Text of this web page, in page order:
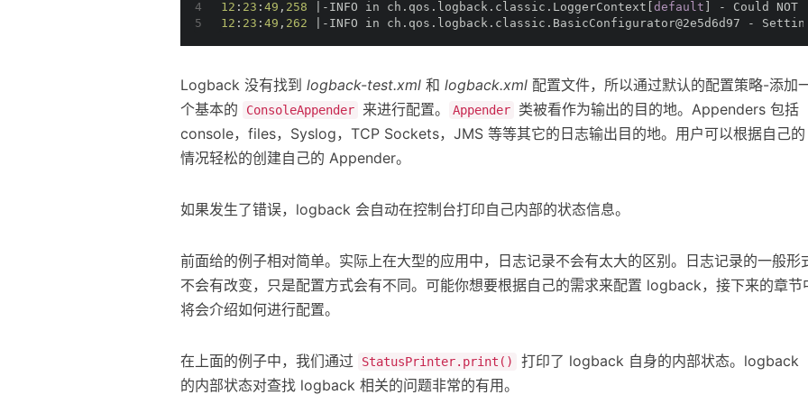
4
5
12 : 23 : 49 , 258 |-INFO in ch.qos.logback.classic.LoggerContext[ default ] - Could
12 : 23 : 49 , 262 |-INFO in ch.qos.logback.classic.BasicConfigurator@2e5d6d97 -
Logback 没有找到 logback-test.xml和 logback.xml配置文件，所以通过默认的配置策略-添加
个基本的
ConsoleAppender 来进行配置。 Appender
类被看作为输出的目的地。Appenders 包括
console，files，Syslog，TCP Sockets，JMS 等等其它的日志输出目的地。用户可以根据自己的
情况轻松的创建自己的 Appender。
如果发生了错误，logback 会自动在控制台打印自己内部的状态信息。
前面给的例子相对简单。实际上在大型的应用中，日志记录不会有太大的区别。日志记录的一般形
不会有改变，只是配置方式会有不同。可能你想要根据自己的需求来配置 logback，接下来的章节
将会介绍如何进行配置。
在上面的例子中，我们通过 StatusPrinter.print()
打印了 logback 自身的内部状态。logback
的内部状态对查找 logback 相关的问题非常的有用。